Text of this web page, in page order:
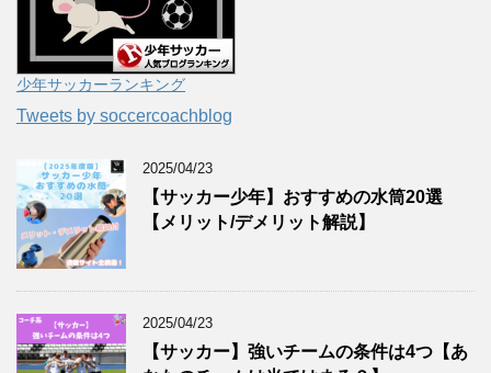
少年サッカーランキング
Tweets by soccercoachblog
2025/04/23
【サッカー少年】おすすめの水筒20選
【メリット/デメリット解説】
2025/04/23
【サッカー】強いチームの条件は4つ【あ